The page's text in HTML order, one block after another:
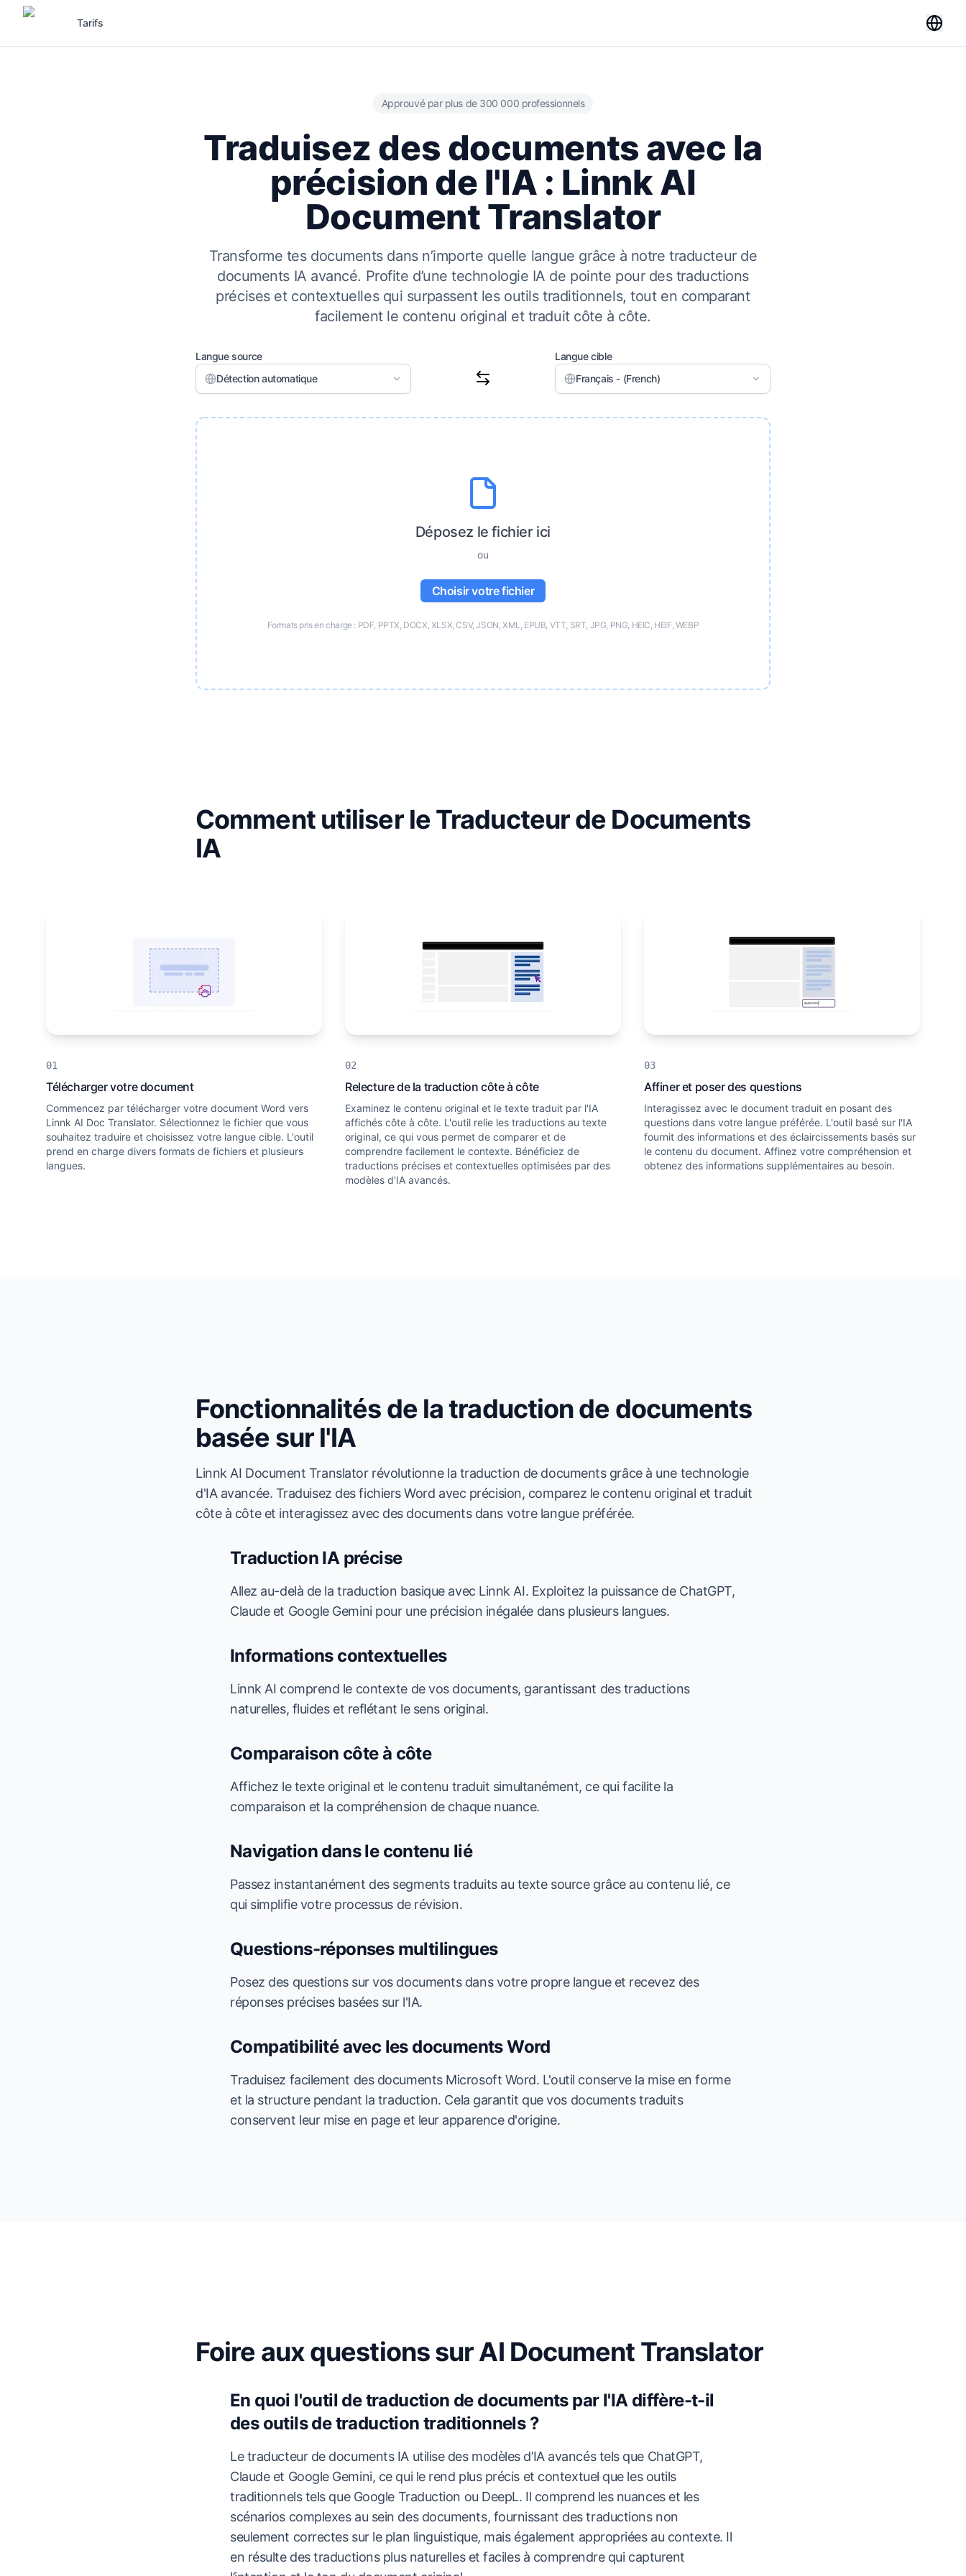
Tarifs
Approuvé par plus de 300 000 professionnels
Traduisez des documents avec la
précision de l'IA : Linnk AI
Document Translator
Transforme tes documents dans n’importe quelle langue grâce à notre traducteur de
documents IA avancé. Profite d’une technologie IA de pointe pour des traductions
précises et contextuelles qui surpassent les outils traditionnels, tout en comparant
facilement le contenu original et traduit côte à côte.
Langue source
Détection automatique
Langue cible
Français - (French)
Déposez le fichier ici
ou
Choisir votre fichier
Formats pris en charge : PDF, PPTX, DOCX, XLSX, CSV, JSON, XML, EPUB, VTT, SRT, JPG, PNG, HEIC, HEIF, WEBP
Comment utiliser le Traducteur de Documents
IA
Télécharger votre document
Commencez par télécharger votre document Word vers
Linnk AI Doc Translator. Sélectionnez le fichier que vous
souhaitez traduire et choisissez votre langue cible. L'outil
prend en charge divers formats de fichiers et plusieurs
langues.
Relecture de la traduction côte à côte
Examinez le contenu original et le texte traduit par l'IA
affichés côte à côte. L'outil relie les traductions au texte
original, ce qui vous permet de comparer et de
comprendre facilement le contexte. Bénéficiez de
traductions précises et contextuelles optimisées par des
modèles d'IA avancés.
Affiner et poser des questions
Interagissez avec le document traduit en posant des
questions dans votre langue préférée. L'outil basé sur l'IA
fournit des informations et des éclaircissements basés sur
le contenu du document. Affinez votre compréhension et
obtenez des informations supplémentaires au besoin.
Fonctionnalités de la traduction de documents
basée sur l'IA
Linnk AI Document Translator révolutionne la traduction de documents grâce à une technologie
d'IA avancée. Traduisez des fichiers Word avec précision, comparez le contenu original et traduit
côte à côte et interagissez avec des documents dans votre langue préférée.
Traduction IA précise
Allez au-delà de la traduction basique avec Linnk AI. Exploitez la puissance de ChatGPT,
Claude et Google Gemini pour une précision inégalée dans plusieurs langues.
Informations contextuelles
Linnk AI comprend le contexte de vos documents, garantissant des traductions
naturelles, fluides et reflétant le sens original.
Comparaison côte à côte
Affichez le texte original et le contenu traduit simultanément, ce qui facilite la
comparaison et la compréhension de chaque nuance.
Navigation dans le contenu lié
Passez instantanément des segments traduits au texte source grâce au contenu lié, ce
qui simplifie votre processus de révision.
Questions-réponses multilingues
Posez des questions sur vos documents dans votre propre langue et recevez des
réponses précises basées sur l'IA.
Compatibilité avec les documents Word
Traduisez facilement des documents Microsoft Word. L'outil conserve la mise en forme
et la structure pendant la traduction. Cela garantit que vos documents traduits
conservent leur mise en page et leur apparence d'origine.
Foire aux questions sur AI Document Translator
En quoi l'outil de traduction de documents par l'IA diffère-t-il
des outils de traduction traditionnels ?
Le traducteur de documents IA utilise des modèles d’IA avancés tels que ChatGPT,
Claude et Google Gemini, ce qui le rend plus précis et contextuel que les outils
traditionnels tels que Google Traduction ou DeepL. Il comprend les nuances et les
scénarios complexes au sein des documents, fournissant des traductions non
seulement correctes sur le plan linguistique, mais également appropriées au contexte. Il
en résulte des traductions plus naturelles et faciles à comprendre qui capturent